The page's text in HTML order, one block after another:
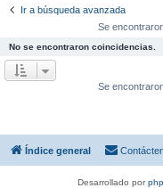
Ir a búsqueda avanzada
Se
No se encontraron coincidencias.
Se
Índice general
Desarrollado por